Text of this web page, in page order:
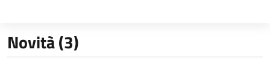
Novità (3)